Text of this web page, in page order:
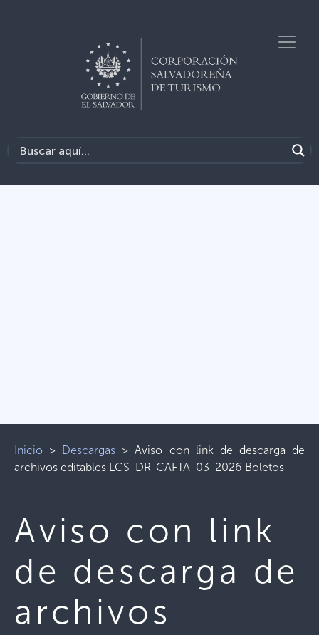
Inicio > Descargas >Aviso con link de descarga de
archivos editables LCS-DR-CAFTA-03-2026 Boletos
Aviso con link
de descarga de
archivos